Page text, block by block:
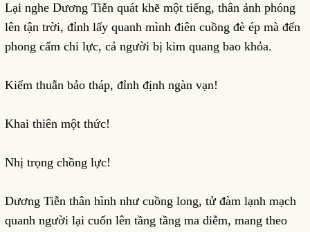
Lại nghe Dương Tiễn quát khẽ một tiếng, thân ảnh phóng
lên tận trời, đỉnh lấy quanh mình điên cuồng đè ép mà đến
phong cấm chi lực, cả người bị kim quang bao khỏa.
Kiếm thuẫn bảo tháp, đỉnh định ngàn vạn!
Khai thiên một thức!
Nhị trọng chồng lực!
Dương Tiễn thân hình như cuồng long, tử đàm lạnh mạch
quanh người lại cuốn lên tầng tầng ma diễm, mang theo